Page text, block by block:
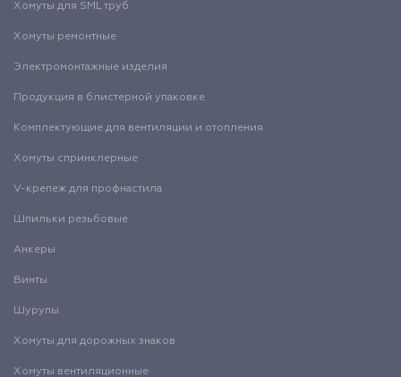
Хомуты для SML труб
Хомуты ремонтные
Электромонтажные изделия
Продукция в блистерной упаковке
Комплектующие для вентиляции и отопления
Хомуты спринклерные
V-крепеж для профнастила
Шпильки резьбовые
Анкеры
Винты
Шурупы
Хомуты для дорожных знаков
Хомуты вентиляционные